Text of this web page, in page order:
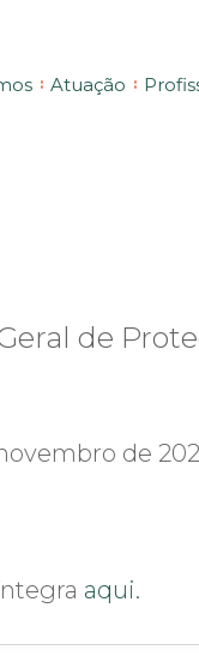
Atuação
de
de
aqui.